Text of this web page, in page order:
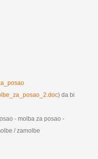
) da bi
- molba za posao -
/ zamolbe